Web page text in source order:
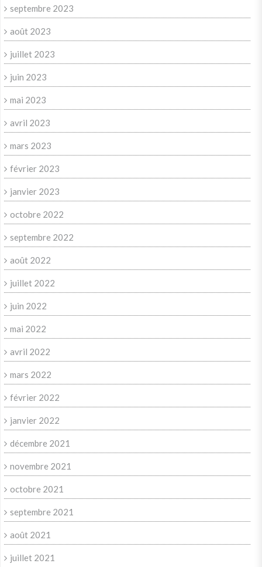
septembre 2023
août 2023
juillet 2023
juin 2023
mai 2023
avril 2023
mars 2023
février 2023
janvier 2023
octobre 2022
septembre 2022
août 2022
juillet 2022
juin 2022
mai 2022
avril 2022
mars 2022
février 2022
janvier 2022
décembre 2021
novembre 2021
octobre 2021
septembre 2021
août 2021
juillet 2021